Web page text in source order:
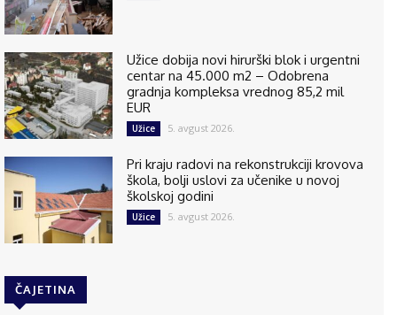
Užice dobija novi hirurški blok i urgentni
centar na 45.000 m2 – Odobrena
gradnja kompleksa vrednog 85,2 mil
EUR
Užice 5. avgust 2026.
Pri kraju radovi na rekonstrukciji krovova
škola, bolji uslovi za učenike u novoj
školskoj godini
Užice 5. avgust 2026.
ČAJETINA